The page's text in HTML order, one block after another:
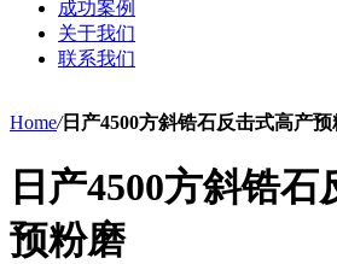
成功案例
关于我们
联系我们
Home/日产4500方斜锆石反击式高产预
日产4500方斜锆
预粉磨